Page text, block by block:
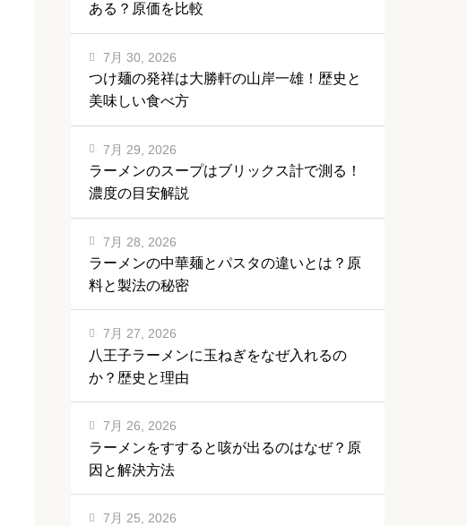
ある？原価を比較
つけ麺の発祥は大勝軒の山岸一雄！歴史と
美味しい食べ方
7月 30, 2026
ラーメンのスープはブリックス計で測る！
濃度の目安解説
7月 29, 2026
ラーメンの中華麺とパスタの違いとは？原
料と製法の秘密
7月 28, 2026
八王子ラーメンに玉ねぎをなぜ入れるの
か？歴史と理由
7月 27, 2026
ラーメンをすすると咳が出るのはなぜ？原
因と解決方法
7月 26, 2026
7月 25, 2026